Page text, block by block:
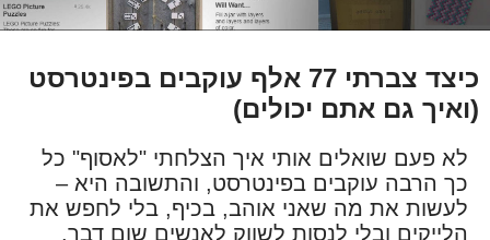
כיצד צברתי 77 אלף עוקבים בפינטרסט
(ואיך גם אתם יכולים)
לא פעם שואלים אותי איך הצלחתי "לאסוף" כל
כך הרבה עוקבים בפינטרסט, והתשובה היא –
לעשות את מה שאני אוהב, בכיף, בלי לחפש את
הלייקים ובלי לנסות לשווק לאנשים שום דבר.